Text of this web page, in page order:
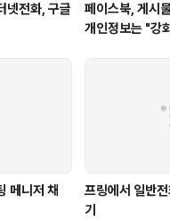
넷전화, 구글
페이스북, 게시
개인정보는 "강
메니저 채
프링에서 일반
기